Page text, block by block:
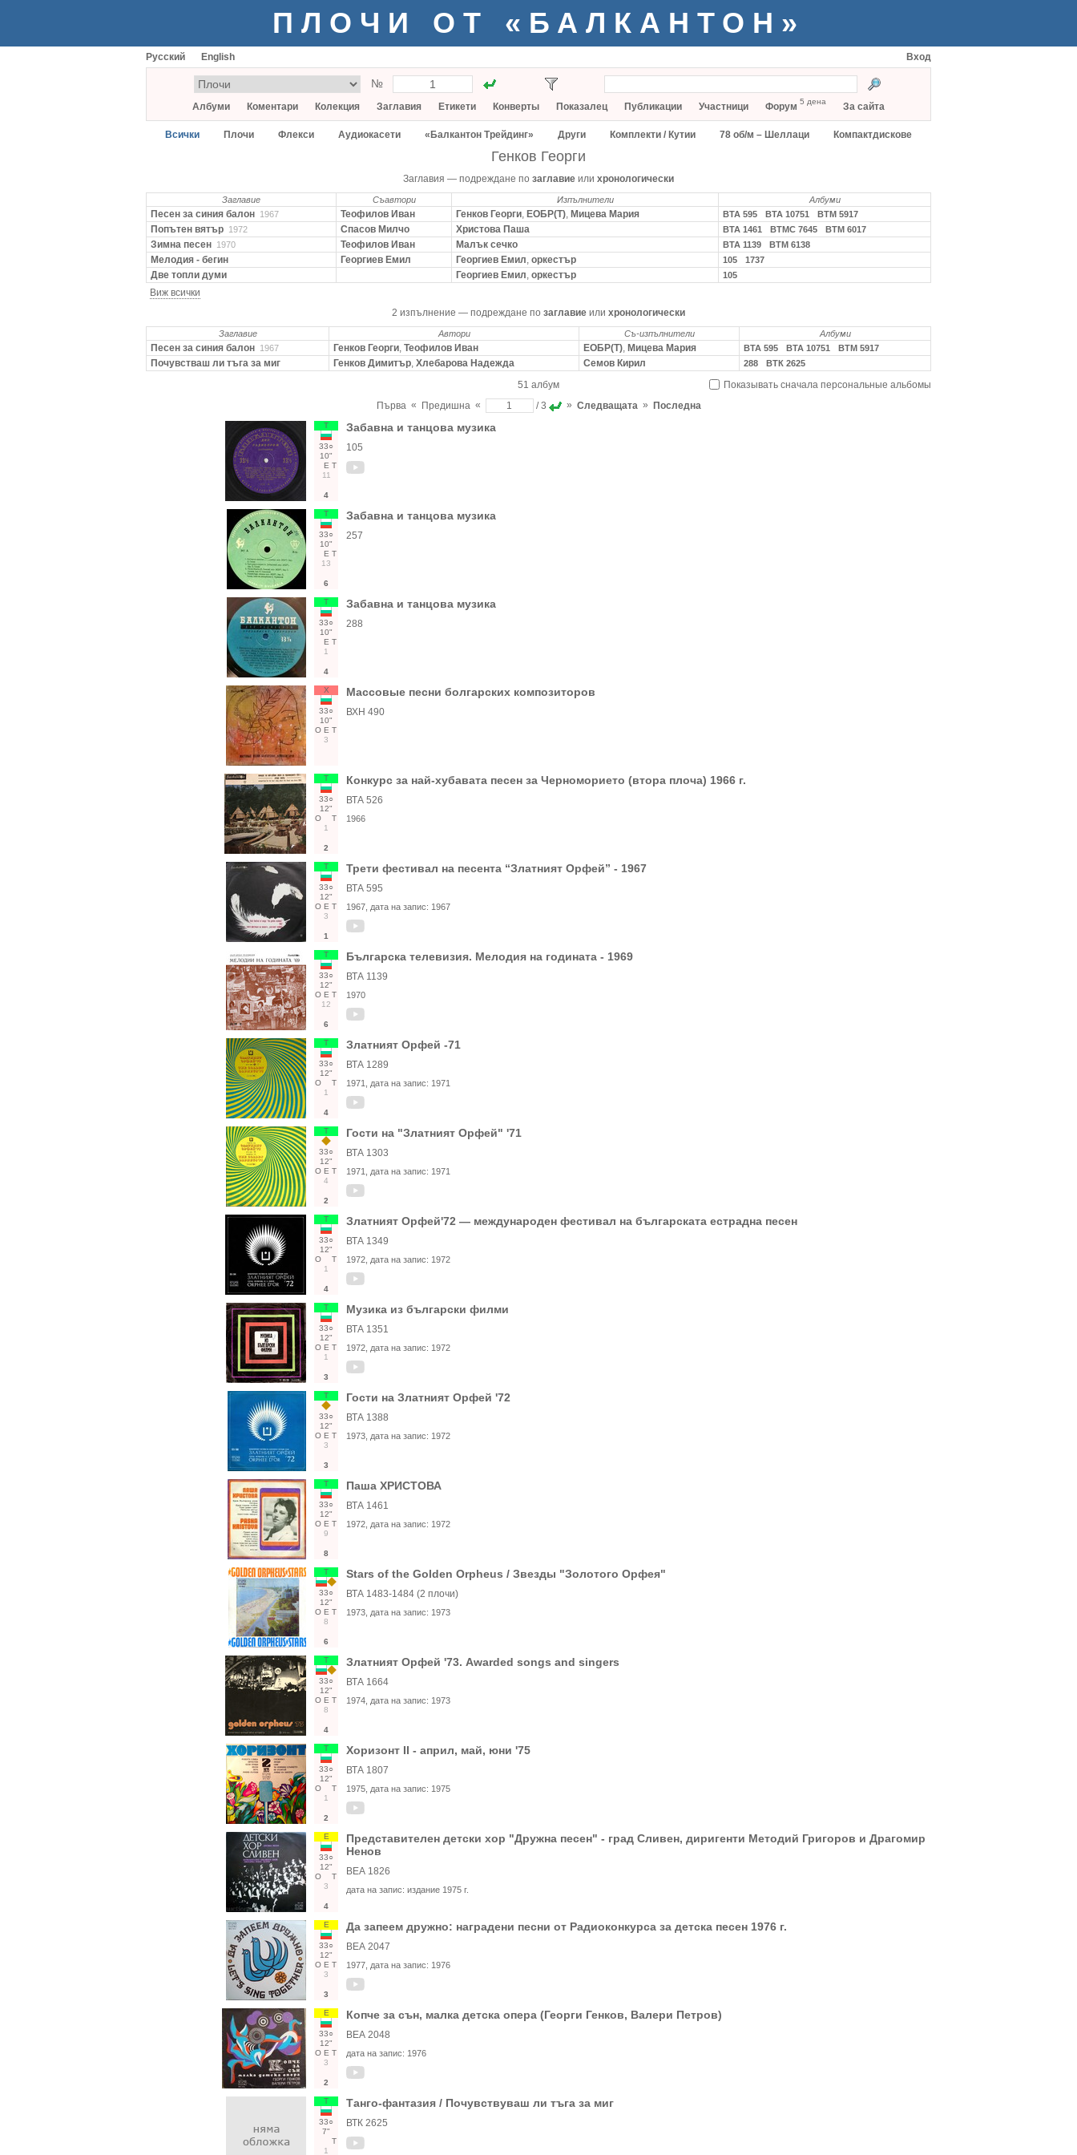
ПЛОЧИ ОТ «БАЛКАНТОН»
Русский English Вход
№
Албуми Коментари Колекция Заглавия Етикети Конверты Показалец Публикации Участници Форум 5 дена За сайта
Всички Плочи Флекси Аудиокасети «Балкантон Трейдинг» Други Комплекти / Кутии 78 об/м – Шеллаци Компактдискове
Генков Георги
Заглавия — подреждане по заглавие или хронологически
Заглавие Съавтори Изпълнители Албуми
Песен за синия балон 1967 Теофилов Иван Генков Георги, ЕОБР(Т), Мицева Мария ВТА 595 ВТА 10751 ВТМ 5917
Попътен вятър 1972 Спасов Милчо Христова Паша ВТА 1461 ВТМС 7645 ВТМ 6017
Зимна песен 1970 Теофилов Иван Малък сечко ВТА 1139 ВТМ 6138
Мелодия - бегин Георгиев Емил Георгиев Емил, оркестър 105 1737
Две топли думи Георгиев Емил, оркестър 105
Виж всички
2 изпълнение — подреждане по заглавие или хронологически
Заглавие Автори Съ-изпълнители Албуми
Песен за синия балон 1967 Генков Георги, Теофилов Иван ЕОБР(Т), Мицева Мария ВТА 595 ВТА 10751 ВТМ 5917
Почувстваш ли тъга за миг Генков Димитър, Хлебарова Надежда Семов Кирил 288 ВТК 2625
51 албум
Показывать сначала персональные альбомы
Първа « Предишна « / 3 » Следващата » Последна
Т
33○
10"
Е Т
11
4
Забавна и танцова музика
105
Т
33○
10"
Е Т
13
6
Забавна и танцова музика
257
Т
33○
10"
Е Т
1
4
Забавна и танцова музика
288
Х
33○
10"
О Е Т
3
Массовые песни болгарских композиторов
ВХН 490
Т
33○
12"
О
Т
1
2
Конкурс за най-хубавата песен за Черноморието (втора плоча) 1966 г.
ВТА 526
1966
Т
33○
12"
О Е Т
3
1
Трети фестивал на песента “Златният Орфей” - 1967
ВТА 595
1967 , дата на запис: 1967
Т
33○
12"
О Е Т
12
6
Българска телевизия. Мелодия на годината - 1969
ВТА 1139
1970
Т
33○
12"
О
Т
1
4
Златният Орфей -71
ВТА 1289
1971 , дата на запис: 1971
Т
33○
12"
О Е Т
4
2
Гости на "Златният Орфей" '71
ВТА 1303
1971 , дата на запис: 1971
Т
33○
12"
О
Т
1
4
Златният Орфей'72 — международен фестивал на българската естрадна песен
ВТА 1349
1972 , дата на запис: 1972
Т
33○
12"
О Е Т
1
3
Музика из български филми
ВТА 1351
1972 , дата на запис: 1972
Т
33○
12"
О Е Т
3
3
Гости на Златният Орфей '72
ВТА 1388
1973 , дата на запис: 1972
Т
33○
12"
О Е Т
9
8
Паша ХРИСТОВА
ВТА 1461
1972 , дата на запис: 1972
Т
33○
12"
О Е Т
8
6
Stars of the Golden Orpheus / Звезды "Золотого Орфея"
ВТА 1483-1484 (2 плочи)
1973 , дата на запис: 1973
Т
33○
12"
О Е Т
8
4
Златният Орфей '73. Awarded songs and singers
ВТА 1664
1974 , дата на запис: 1973
Т
33○
12"
О
Т
1
2
Хоризонт II - април, май, юни '75
ВТА 1807
1975 , дата на запис: 1975
Е
33○
12"
О
Т
3
4
Представителен детски хор "Дружна песен" - град Сливен, диригенти Методий Григоров и Драгомир
Ненов
ВЕА 1826
дата на запис: издание 1975 г.
Е
33○
12"
О Е Т
3
3
Да запеем дружно: наградени песни от Радиоконкурса за детска песен 1976 г.
ВЕА 2047
1977 , дата на запис: 1976
Е
33○
12"
О Е Т
3
2
Копче за сън, малка детска опера (Георги Генков, Валери Петров)
ВЕА 2048
дата на запис: 1976
Т
33○
7"
Т
1
Танго-фантазия / Почувствуваш ли тъга за миг
ВТК 2625